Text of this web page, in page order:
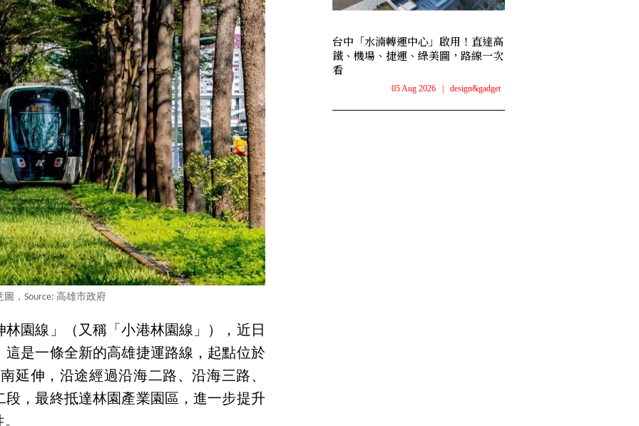
圖，Source: 高雄市政府
園線」（又稱「小港林園線」），近日
是一條全新的高雄捷運路線，起點位於
延伸，沿途經過沿海二路、沿海三路、
，最終抵達林園產業園區，進一步提升
台中「水湳轉運中心」啟用！直達高
鐵、機場、捷運、綠美圖，路線一次
看
05 Aug 2026 design&gadget